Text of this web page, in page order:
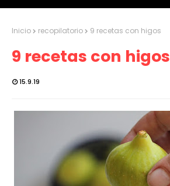
Inicio recopilatorio 9 recetas con higos
9 recetas con higos
15.9.19